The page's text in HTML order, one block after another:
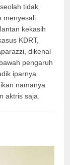
tidak
menyesali
kekasih
KDRT,
dikenal
pengaruh
iparnya
namanya
aktris saja.